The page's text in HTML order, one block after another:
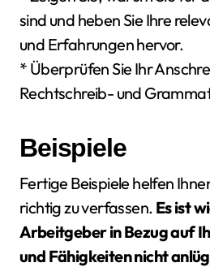
sind und heben Sie Ihre
und Erfahrungen hervor.
* Überprüfen Sie Ihr
Rechtschreib- und
Beispiele
Fertige Beispiele helfen
richtig zu verfassen. Es ist
Arbeitgeber in Bezug auf
und Fähigkeiten nicht